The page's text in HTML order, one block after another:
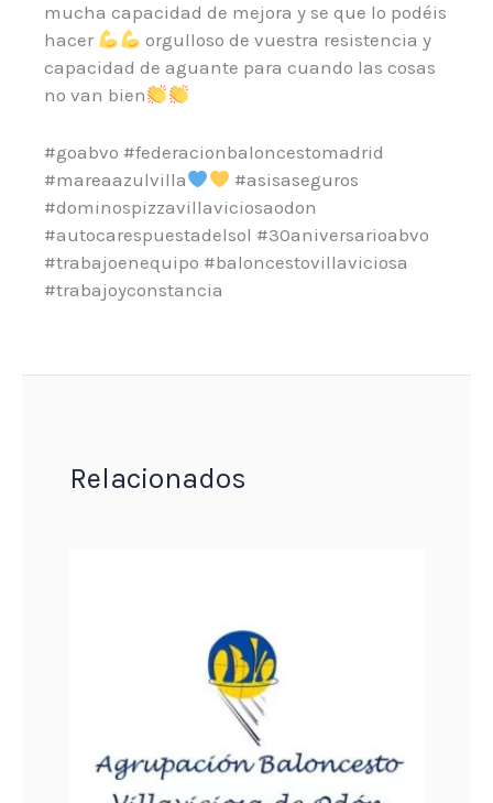
mucha capacidad de mejora y se que lo podéis
hacer
orgulloso de vuestra resistencia y
capacidad de aguante para cuando las cosas
no van bien
#goabvo #federacionbaloncestomadrid
#mareaazulvilla
#asisaseguros
#dominospizzavillaviciosaodon
#autocarespuestadelsol #30aniversarioabvo
#trabajoenequipo #baloncestovillaviciosa
#trabajoyconstancia
Relacionados